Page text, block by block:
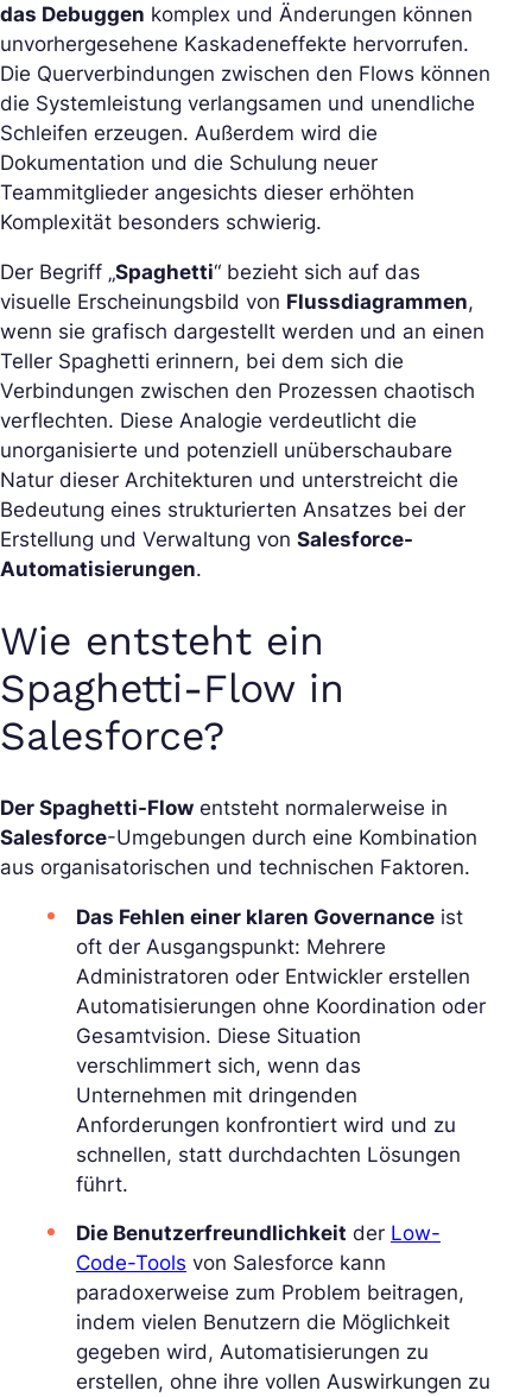
das Debuggen komplex und Änderungen können
unvorhergesehene Kaskadeneffekte hervorrufen.
Die Querverbindungen zwischen den Flows können
die Systemleistung verlangsamen und unendliche
Schleifen erzeugen. Außerdem wird die
Dokumentation und die Schulung neuer
Teammitglieder angesichts dieser erhöhten
Komplexität besonders schwierig.
Der Begriff „Spaghetti“ bezieht sich auf das
visuelle Erscheinungsbild von Flussdiagrammen,
wenn sie grafisch dargestellt werden und an einen
Teller Spaghetti erinnern, bei dem sich die
Verbindungen zwischen den Prozessen chaotisch
verflechten. Diese Analogie verdeutlicht die
unorganisierte und potenziell unüberschaubare
Natur dieser Architekturen und unterstreicht die
Bedeutung eines strukturierten Ansatzes bei der
Erstellung und Verwaltung von Salesforce-
Automatisierungen.
Wie entsteht ein
Spaghetti-Flow in
Salesforce?
Der Spaghetti-Flow entsteht normalerweise in
Salesforce-Umgebungen durch eine Kombination
aus organisatorischen und technischen Faktoren.
Das Fehlen einer klaren Governance ist
oft der Ausgangspunkt: Mehrere
Administratoren oder Entwickler erstellen
Automatisierungen ohne Koordination oder
Gesamtvision. Diese Situation
verschlimmert sich, wenn das
Unternehmen mit dringenden
Anforderungen konfrontiert wird und zu
schnellen, statt durchdachten Lösungen
führt.
Die Benutzerfreundlichkeit der Low-
Code-Tools von Salesforce kann
paradoxerweise zum Problem beitragen,
indem vielen Benutzern die Möglichkeit
gegeben wird, Automatisierungen zu
erstellen, ohne ihre vollen Auswirkungen zu